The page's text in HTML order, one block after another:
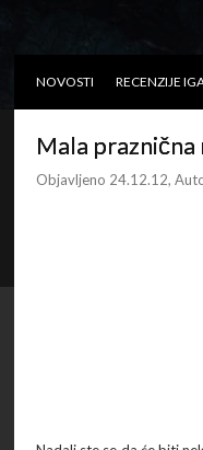
NOVOSTI RECENZIJE
Mala praznična
Objavljeno 24.12.12,